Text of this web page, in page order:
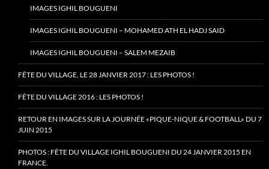
IMAGES IGHIL BOUGUENI
IMAGES IGHIL BOUGUENI – MOHAMED ATH EL HADJ SAID
IMAGES IGHIL BOUGUENI – SALEM MEZAIB
FÊTE DU VILLAGE, LE 28 JANVIER 2017 : LES PHOTOS !
FÊTE DU VILLAGE 2016 : LES PHOTOS !
RETOUR EN IMAGES SUR LA JOURNÉE «PIQUE-NIQUE & FOOTBALL» DU 7
JUIN 2015
PHOTOS : FÊTE DU VILLAGE IGHIL BOUGUENI DU 24 JANVIER 2015 EN
FRANCE.